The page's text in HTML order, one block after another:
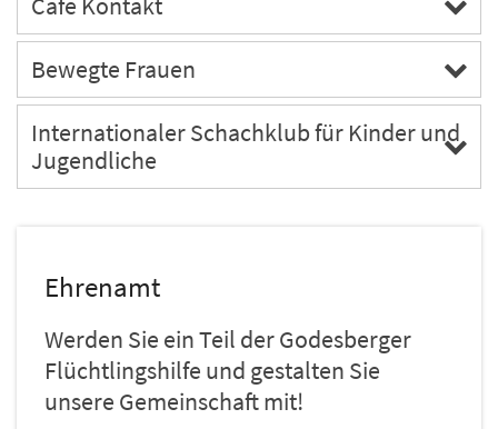
Bewegte Frauen
Internationaler Schachklub für Kinder und
Jugendliche
Ehrenamt
Werden Sie ein Teil der Godesberger
Flüchtlingshilfe und gestalten Sie
unsere Gemeinschaft mit!